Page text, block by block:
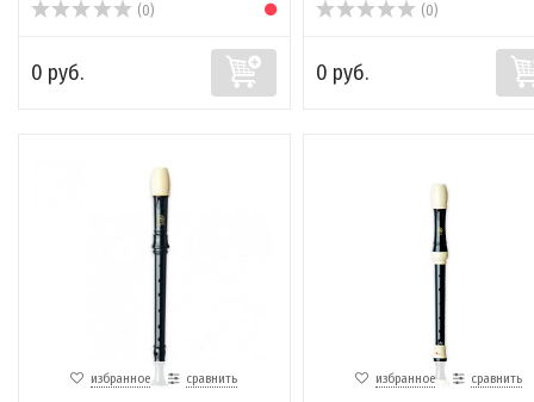
(0)
0 руб.
(0)
0 руб.
избранное сравнить избранное сравнить